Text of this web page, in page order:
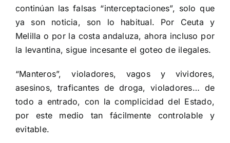
continúan las falsas “interceptaciones”, solo que
ya son noticia, son lo habitual. Por Ceuta y
Melilla o por la costa andaluza, ahora incluso por
la levantina, sigue incesante el goteo de ilegales.
“Manteros”, violadores, vagos y vividores,
asesinos, traficantes de droga, violadores… de
todo a entrado, con la complicidad del Estado,
por este medio tan fácilmente controlable y
evitable.